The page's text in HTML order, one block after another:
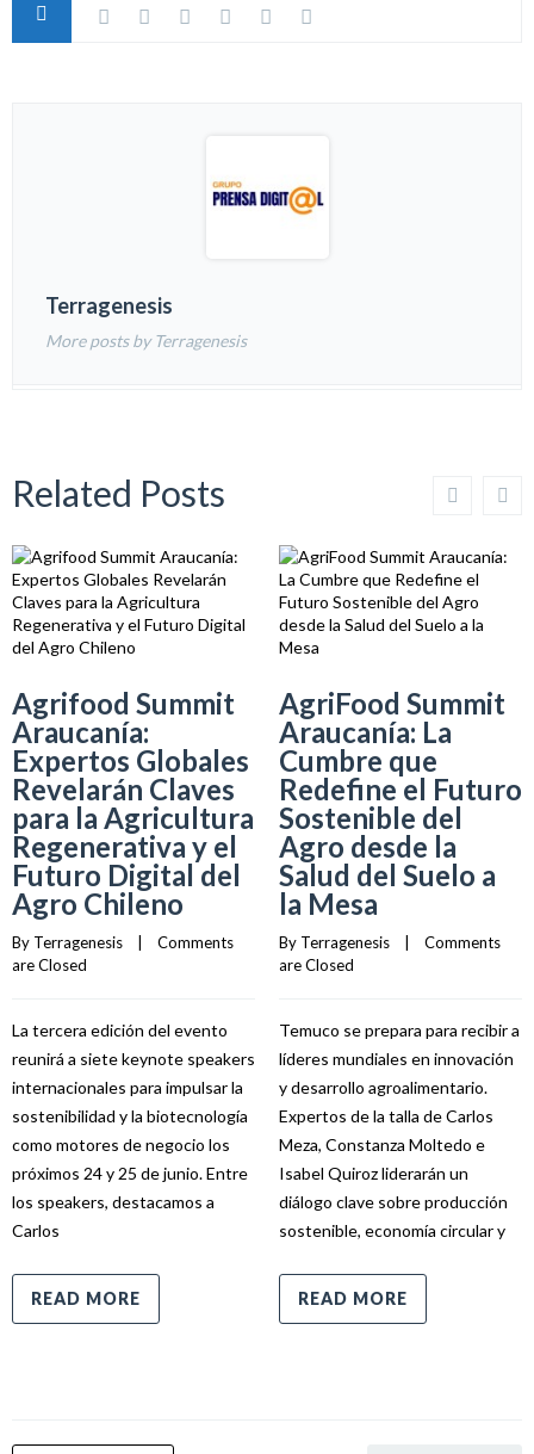
Terragenesis
More posts by Terragenesis
Related Posts
Agrifood Summit
Araucanía:
Expertos Globales
Revelarán Claves
para la Agricultura
Regenerativa y el
Futuro Digital del
Agro Chileno
By Terragenesis
Comments
are Closed
La tercera edición del evento
reunirá a siete keynote speakers
internacionales para impulsar la
sostenibilidad y la biotecnología
como motores de negocio los
próximos 24 y 25 de junio. Entre
los speakers, destacamos a
Carlos
READ MORE
AgriFood Summit
Araucanía: La
Cumbre que
Redefine el Futuro
Sostenible del
Agro desde la
Salud del Suelo a
la Mesa
By Terragenesis
Comments
are Closed
Temuco se prepara para recibir a
líderes mundiales en innovación
y desarrollo agroalimentario.
Expertos de la talla de Carlos
Meza, Constanza Moltedo e
Isabel Quiroz liderarán un
diálogo clave sobre producción
sostenible, economía circular y
READ MORE